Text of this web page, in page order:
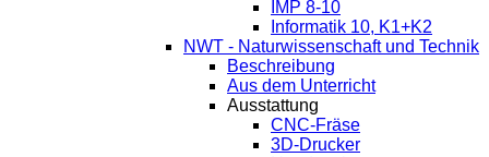
IMP 8-10
Informatik 10, K1+K2
NWT - Naturwissenschaft und Technik
Beschreibung
Aus dem Unterricht
Ausstattung
CNC-Fräse
3D-Drucker